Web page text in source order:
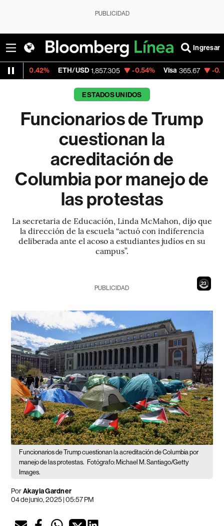
PUBLICIDAD
Ingresar
ETH/USD 1,857.305 -0.54% Visa 365.67 -0.13%
ESTADOS UNIDOS
Funcionarios de Trump
cuestionan la
acreditación de
Columbia por manejo de
las protestas
La secretaria de Educación, Linda McMahon, dijo que
la dirección de la escuela “actuó con indiferencia
deliberada ante el acoso a estudiantes judíos en su
campus”.
21
PUBLICIDAD
Funcionarios de Trump cuestionan la acreditación de Columbia por
manejo de las protestas. Fotógrafo: Michael M. Santiago/Getty
Images.
PorAkayla Gardner
04 de junio, 2025 | 05:57 PM